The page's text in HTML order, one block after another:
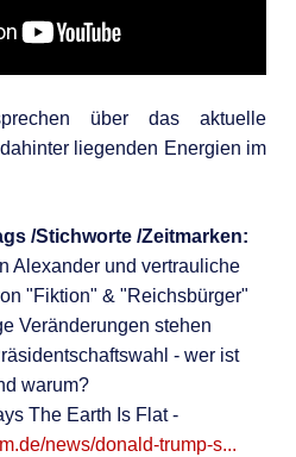
über das aktuelle
liegenden Energien im
/Stichworte /Zeitmarken:
Alexander und vertrauliche
"Fiktion" & "Reichsbürger"
Veränderungen stehen
- wer ist
warum?
The Earth Is Flat -
news/donald-trump-s...